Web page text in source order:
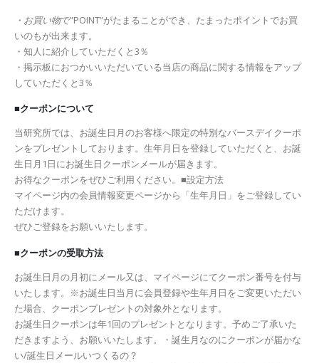
・ お買い物で”POINT”がたまることができ、たまったポイントでお買
いのもが出来ます。
・知人に紹介していただくと3％
・掲示板におつかいいただいている当店の商品に関する情報をアップ
していただくと3％
■クーポンについて
当研究所では、お誕生日月のお客様へ限定の特別なバースデイクーポ
ンをプレゼントしております。生年月日を登録していただくと、お誕
生日月1日にお誕生日クーポンメールが届きます。
お得なクーポンをぜひご利用ください。■設定方法
マイページ内の会員情報変更ページから「生年月日」をご登録してい
ただけます。
ぜひご登録をお願いいたします。
■クーポンの受取方法
お誕生日月の月初にメール又は、マイページにてクーポン番号を付与
いたします。※お誕生日当月に会員登録や生年月日をご変更いただい
た場合、クーポンプレゼントの対象外となります。
お誕生日クーポンは年1回のプレゼントとなります。予めご了承いた
だきますよう、お願いいたします。・誕生月なのにクーポンが届かな
い/誕生日メールいつくるの？